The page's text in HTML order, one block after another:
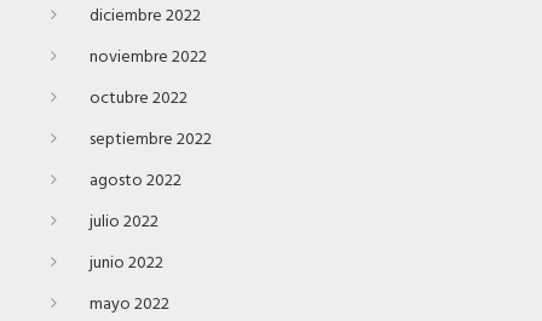
diciembre 2022
noviembre 2022
octubre 2022
septiembre 2022
agosto 2022
julio 2022
junio 2022
mayo 2022